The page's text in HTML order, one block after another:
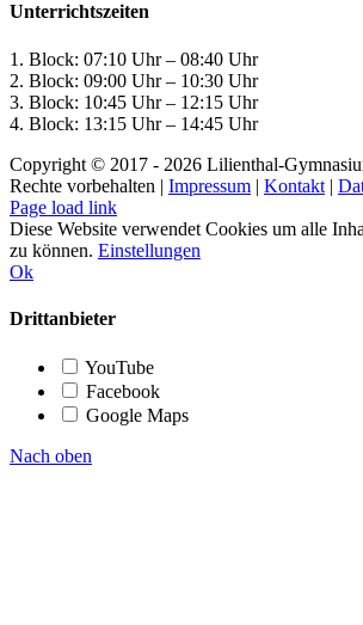
Unterrichtszeiten
1. Block: 07:10 Uhr – 08:40 Uhr
2. Block: 09:00 Uhr – 10:30 Uhr
3. Block: 10:45 Uhr – 12:15 Uhr
4. Block: 13:15 Uhr – 14:45 Uhr
Copyright © 2017 - 2026 Lilienthal-
Rechte vorbehalten | Impressum | Kontakt |
Page load link
Diese Website verwendet Cookies um alle
zu können. Einstellungen
Ok
Drittanbieter
YouTube
Facebook
Google Maps
Nach oben